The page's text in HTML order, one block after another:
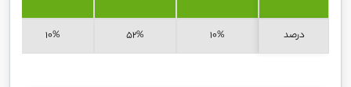
درصد 10%
52%
10%